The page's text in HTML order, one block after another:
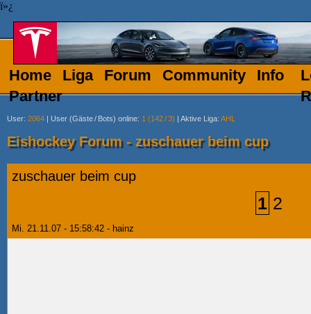
ï»¿
Home Liga Forum Community
Info
Partner
User: 2064 | User (Gäste/ Bots) online: 1 (142/3) | Aktive Liga: AHL
Eishockey Forum - zuschauer beim cup
zuschauer beim cup
1 2
Mi. 21.11.07 - 15:58:42 - hainz